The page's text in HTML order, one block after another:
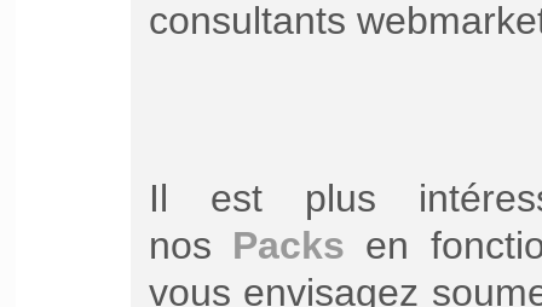
consultants
Il est plus
nos Packs en
vous envisagez